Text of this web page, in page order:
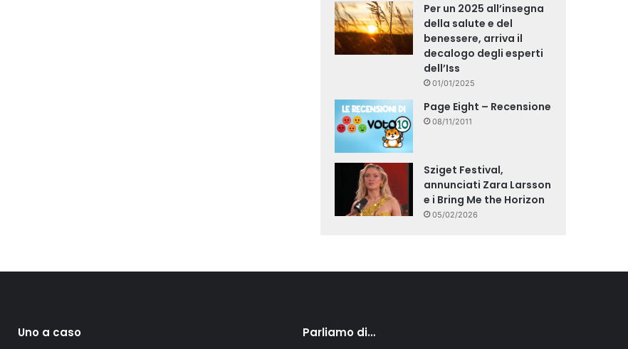
Per un 2025 all’insegna
della salute e del
benessere, arriva il
decalogo degli esperti
dell’Iss
01/01/2025
Page Eight – Recensione
08/11/2011
Sziget Festival,
annunciati Zara Larsson
e i Bring Me the Horizon
05/02/2026
Uno a caso Parliamo di…